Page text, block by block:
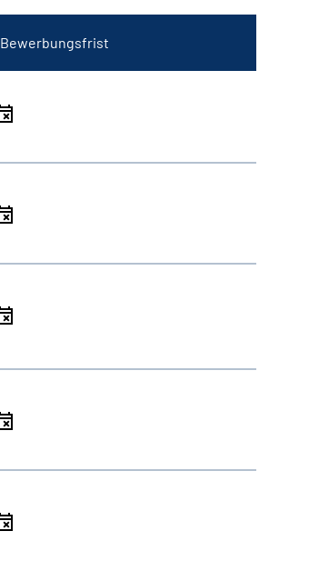
Bewerbungsfrist